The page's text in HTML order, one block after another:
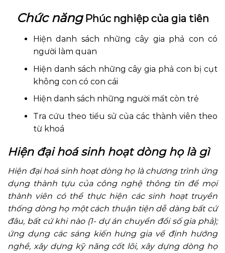
Chức năng Phúc nghiệp của gia tiên
Hiện danh sách những cây gia phả con có
người làm quan
Hiện danh sách những cây gia phả con bị cụt
không con có con cái
Hiện danh sách những người mất còn trẻ
Tra cứu theo tiểu sử của các thành viên theo
từ khoá
Hiện đại hoá sinh hoạt dòng họ là gì
Hiện đại hoá sinh hoạt dòng họ là chương trình ứng
dụng thành tựu của công nghệ thông tin để mọi
thành viên có thể thực hiện các sinh hoạt truyền
thống dòng họ một cách thuận tiện dễ dàng bất cứ
đâu, bất cứ khi nào (1- dự án chuyển đổi số gia phả);
ứng dụng các sáng kiến hưng gia về định hướng
nghề, xây dựng kỹ năng cốt lõi, xây dựng dòng họ